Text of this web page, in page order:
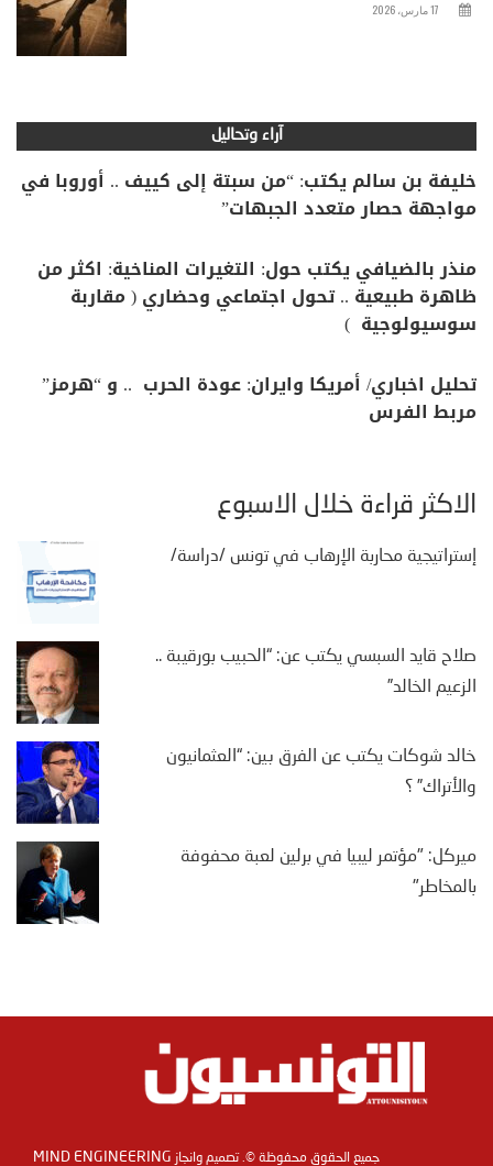
17 مارس، 2026
آراء وتحاليل
خليفة بن سالم يكتب: “من سبتة إلى كييف .. أوروبا في
مواجهة حصار متعدد الجبهات”
منذر بالضيافي يكتب حول: التغيرات المناخية: اكثر من
ظاهرة طبيعية .. تحول اجتماعي وحضاري ( مقاربة
سوسيولوجية )
تحليل اخباري/ أمريكا وايران: عودة الحرب .. و “هرمز”
مربط الفرس
الأكثر قراءة خلال الأسبوع
إستراتيجية محاربة الإرهاب في تونس /دراسة/
صلاح قايد السبسي يكتب عن: “الحبيب بورقيبة ..
الزعيم الخالد”
خالد شوكات يكتب عن الفرق بين: “العثمانيون
والأتراك” ؟
ميركل: "مؤتمر ليبيا في برلين لعبة محفوفة
بالمخاطر"
جميع الحقوق محفوظة ©. تصميم وانجاز MIND ENGINEERING